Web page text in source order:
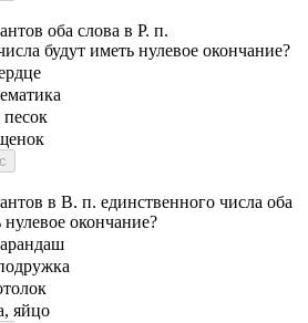
оба слова в Р. п.
будут иметь нулевое окончание?
песок
в В. п. единственного числа оба
нулевое окончание?
яйцо